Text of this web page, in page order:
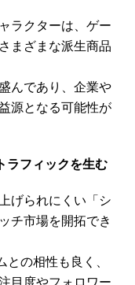
ラクターは、ゲー
まざまな派生商品
んであり、企業や
源となる可能性が
ラフィックを生む
げられにくい「シ
チ市場を開拓でき
の相性も良く、